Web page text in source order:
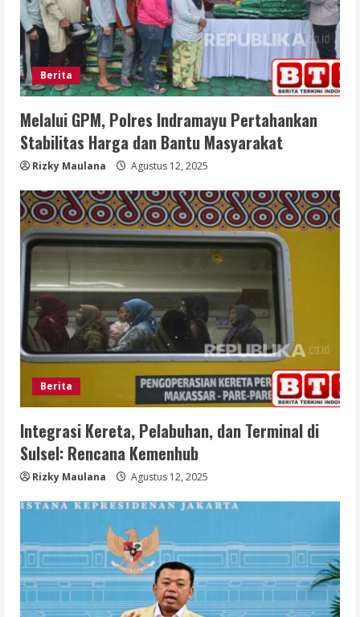
Berita
Melalui GPM, Polres Indramayu Pertahankan
Stabilitas Harga dan Bantu Masyarakat
Rizky Maulana Agustus 12, 2025
Berita
Integrasi Kereta, Pelabuhan, dan Terminal di
Sulsel: Rencana Kemenhub
Rizky Maulana Agustus 12, 2025